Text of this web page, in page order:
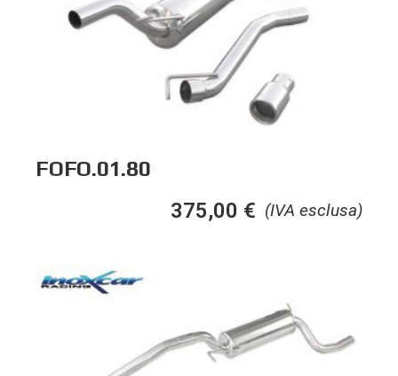
FOFO.01.80
(IVA esclusa)
375,00 €